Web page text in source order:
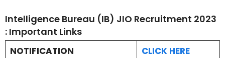
Intelligence Bureau (IB) JIO Recruitment 2023
: Important Links
NOTIFICATION
CLICK HERE